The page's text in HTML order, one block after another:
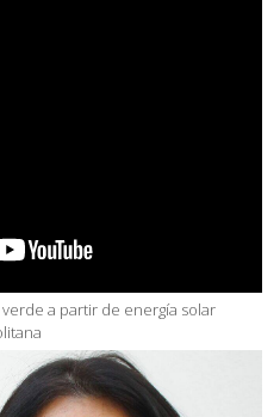
a partir de energía solar